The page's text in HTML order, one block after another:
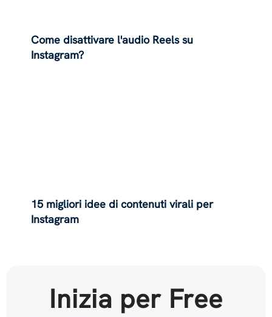
Come disattivare l'audio Reels su
Instagram?
15 migliori idee di contenuti virali per
Instagram
Inizia per Free